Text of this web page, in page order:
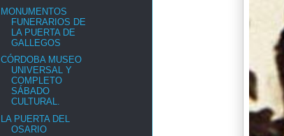
MONUMENTOS
FUNERARIOS DE
LA PUERTA DE
GALLEGOS
CÓRDOBA MUSEO
UNIVERSAL Y
COMPLETO
SÁBADO
CULTURAL.
LA PUERTA DEL
OSARIO